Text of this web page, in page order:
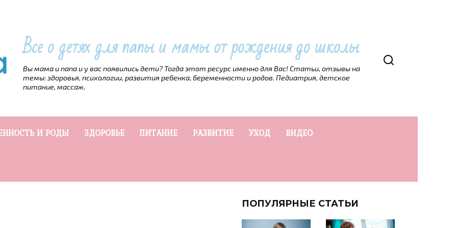
Все о детях для папы и мамы от рождения до школы
Вы мама и папа и у вас появились дети? Тогда этот ресурс именно для Вас! Статьи, отзывы на
темы: здоровья, психологии, развития ребенка, беременности и родов. Педиатрия, детское
питание, массаж.
И РОДЫ ЗДОРОВЬЕ ПИТАНИЕ РАЗВИТИЕ УХОД ВИДЕО
ПОПУЛЯРНЫЕ СТАТЬИ